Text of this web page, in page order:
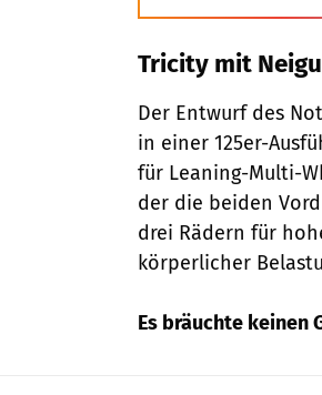
Tricity mit
Der Entwurf des
in einer 125er-
für Leaning-Multi-
der die beiden
drei Rädern für
körperlicher
Es bräuchte keinen